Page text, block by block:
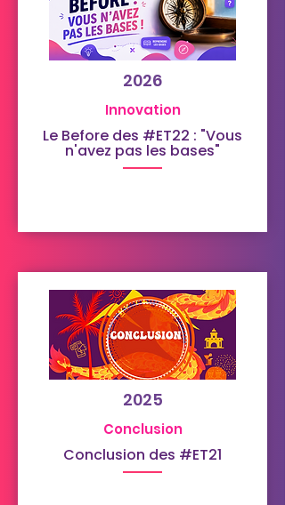
2026
Innovation
Le Before des #ET22 : "Vous
n'avez pas les bases"
2025
Conclusion
Conclusion des #ET21